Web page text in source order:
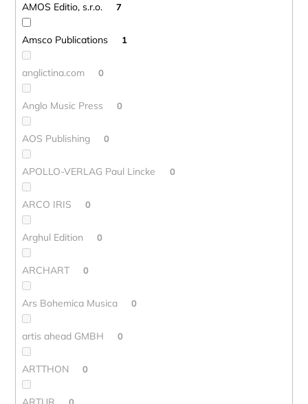
AMOS Editio, s.r.o. 7
Amsco Publications 1
anglictina.com 0
Anglo Music Press 0
AOS Publishing 0
APOLLO-VERLAG Paul Lincke 0
ARCO IRIS 0
Arghul Edition 0
ARCHART 0
Ars Bohemica Musica 0
artis ahead GMBH 0
ARTTHON 0